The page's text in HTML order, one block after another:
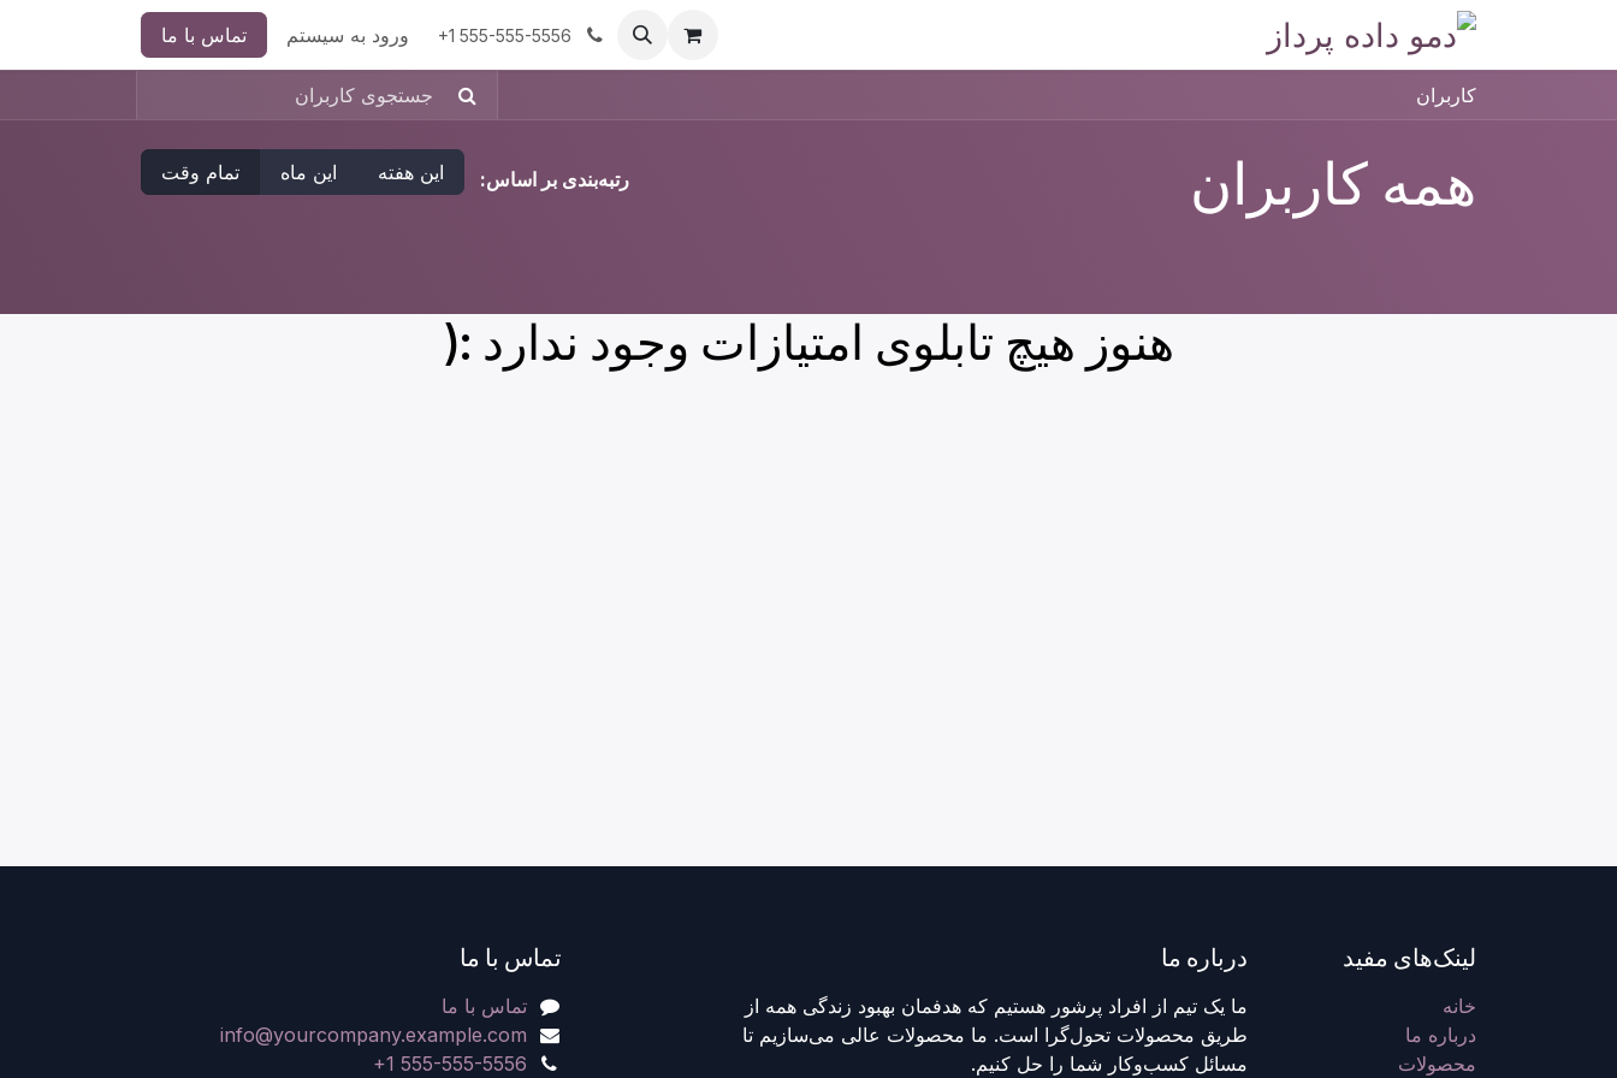
شغل +1 555-555-5556 ورود به سیستم تماس با ما
کاربران
همه کاربران رتبه‌بندی بر اساس: این هفته این ماه تمام وقت
هنوز هیچ تابلوی امتیازات وجود ندارد :(
لینک‌های مفید
خانه
درباره ما
محصولات
درباره ما
ما یک تیم از افراد پرشور هستیم که هدفمان بهبود زندگی همه از
طریق محصولات تحول‌گرا است. ما محصولات عالی می‌سازیم تا
مسائل کسب‌وکار شما را حل کنیم.
تماس با ما
تماس با ما
info@yourcompany.example.com
+1 555-555-5556